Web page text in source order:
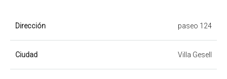
Dirección paseo 124
Ciudad Villa Gesell